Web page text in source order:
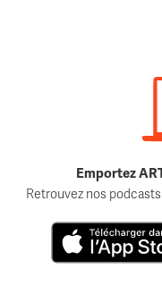
Emportez
Retrouvez nos